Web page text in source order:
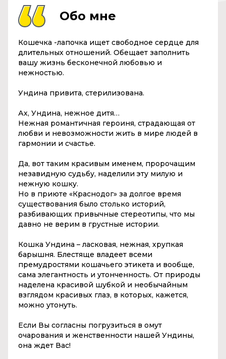
Обо мне
Кошечка -лапочка ищет свободное сердце для
длительных отношений. Обещает заполнить
вашу жизнь бесконечной любовью и
нежностью.
Ундина привита, стерилизована.
Ах, Ундина, нежное дитя…
Нежная романтичная героиня, страдающая от
любви и невозможности жить в мире людей в
гармонии и счастье.
Да, вот таким красивым именем, пророчащим
незавидную судьбу, наделили эту милую и
нежную кошку.
Но в приюте «Краснодог» за долгое время
существования было столько историй,
разбивающих привычные стереотипы, что мы
давно не верим в грустные истории.
Кошка Ундина – ласковая, нежная, хрупкая
барышня. Блестяще владеет всеми
премудростями кошачьего этикета и вообще,
сама элегантность и утонченность. От природы
наделена красивой шубкой и необычайным
взглядом красивых глаз, в которых, кажется,
можно утонуть.
Если Вы согласны погрузиться в омут
очарования и женственности нашей Ундины,
она ждет Вас!